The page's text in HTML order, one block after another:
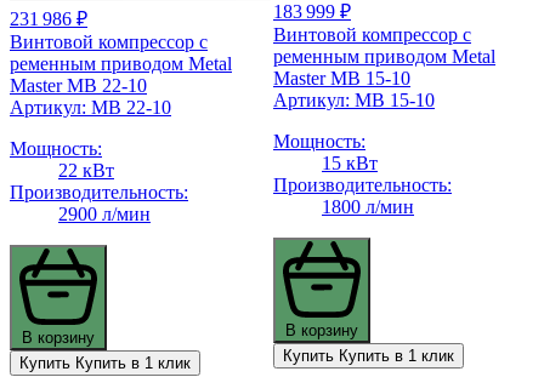
231 986 ₽
Винтовой компрессор с
ременным приводом Metal
Master MB 22-10
Артикул: MB 22-10
Мощность:
22 кВт
Производительность:
2900 л/мин
В корзину
Купить Купить в 1 клик
183 999 ₽
Винтовой компрессор с
ременным приводом Metal
Master MB 15-10
Артикул: MB 15-10
Мощность:
15 кВт
Производительность:
1800 л/мин
В корзину
Купить Купить в 1 клик